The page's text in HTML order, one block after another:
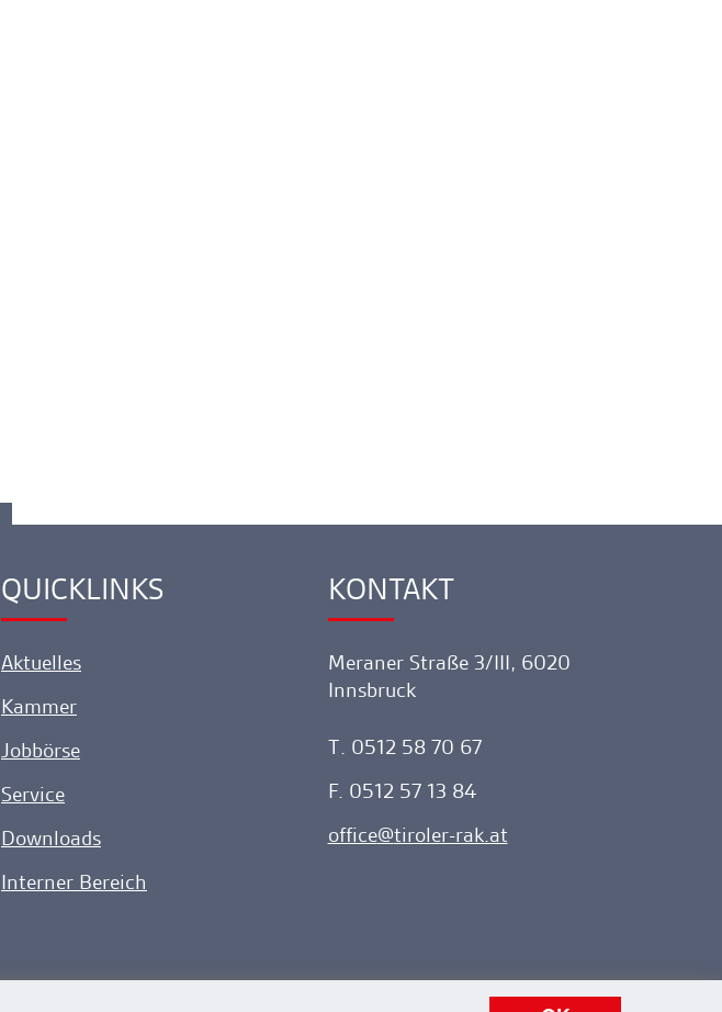
Ankerlink
QUICKLINKS
Aktuelles
Kammer
Jobbörse
Service
Downloads
Interner Bereich
Ankerlink
KONTAKT
Meraner Straße 3/III, 6020
Innsbruck
T. 0512 58 70 67
F. 0512 57 13 84
office
tiroler-rak.at